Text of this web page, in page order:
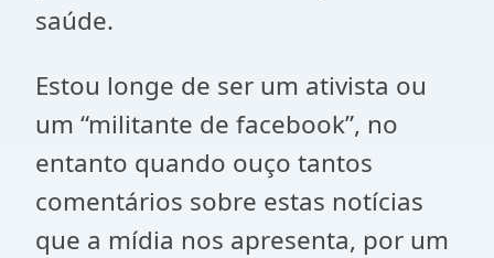
saúde.
Estou longe de ser um ativista ou
um “militante de facebook”, no
entanto quando ouço tantos
comentários sobre estas notícias
que a mídia nos apresenta, por um